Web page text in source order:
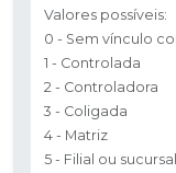
Valores possíveis:
0 - Sem vínculo
1 - Controlada
2 - Controladora
3 - Coligada
4 - Matriz
5 - Filial ou sucursal